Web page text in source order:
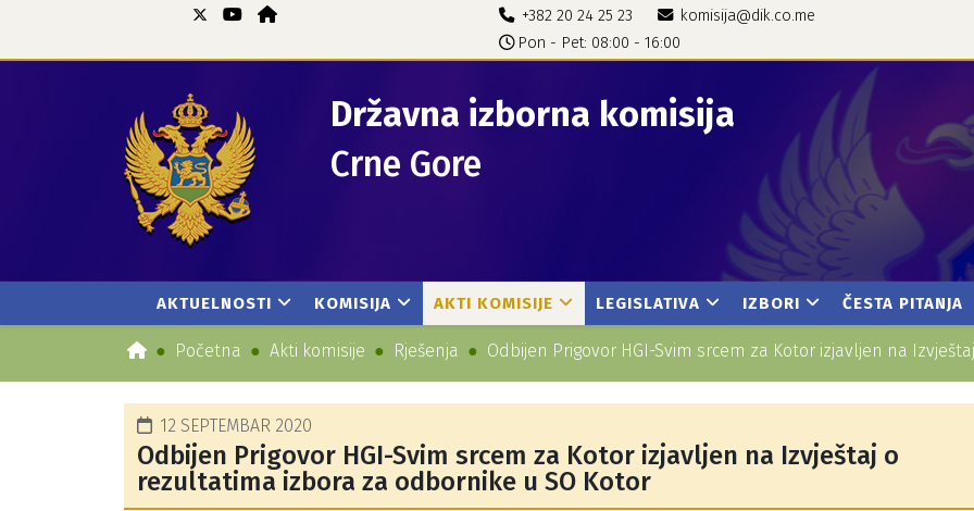
+382 20 24 25 23
komisija@dik.co.me
Pon - Pet: 08:00 - 16:00
Državna izborna komisija
Crne Gore
AKTUELNOSTI KOMISIJA AKTI KOMISIJE LEGISLATIVA IZBORI ČESTA PITANJA
Početna Akti komisije Rješenja Odbijen Prigovor HGI-Svim srcem za Kotor izjavljen na
12 SEPTEMBAR 2020
Odbijen Prigovor HGI-Svim srcem za Kotor izjavljen na Izvještaj o
rezultatima izbora za odbornike u SO Kotor